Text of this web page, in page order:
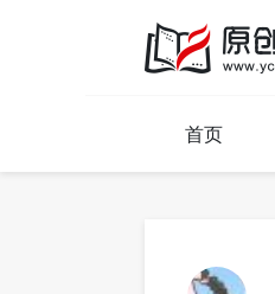
首页